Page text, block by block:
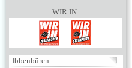
WIR IN
Ibbenbüren